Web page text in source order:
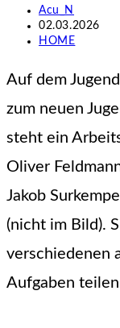
Beitrags-
Autor:
Acu_N
Beitrag
veröffentlicht:
02.03.2026
Beitrags-
HOME
Auf dem
zum neuen
steht ein
Oliver
Jakob
(nicht im Bild).
verschiedenen
Aufgaben